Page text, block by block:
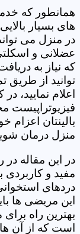
همانطور که
های بسیار
در منزل می
عضلانی و
که نیاز به
توانید از طریق
اعلام نمایید،
فیزیوتراپیست
بالینتان اعزام
منزل درمان
در این مقاله در
مفید و کاربردی
دردهای
این مریضی ها
بهترین راه
است که از آن